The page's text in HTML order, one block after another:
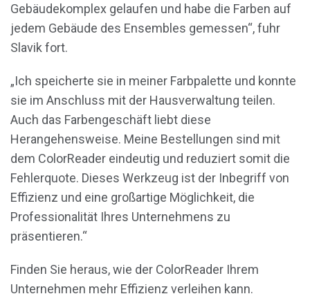
Gebäudekomplex gelaufen und habe die Farben auf
jedem Gebäude des Ensembles gemessen“, fuhr
Slavik fort.
„Ich speicherte sie in meiner Farbpalette und konnte
sie im Anschluss mit der Hausverwaltung teilen.
Auch das Farbengeschäft liebt diese
Herangehensweise. Meine Bestellungen sind mit
dem ColorReader eindeutig und reduziert somit die
Fehlerquote. Dieses Werkzeug ist der Inbegriff von
Effizienz und eine großartige Möglichkeit, die
Professionalität Ihres Unternehmens zu
präsentieren.“
Finden Sie heraus, wie der ColorReader Ihrem
Unternehmen mehr Effizienz verleihen kann.